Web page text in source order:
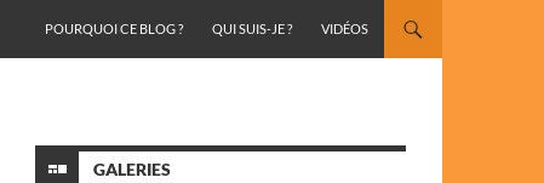
POURQUOI CE BLOG ?
QUI SUIS-JE ? VIDÉOS
GALERIES